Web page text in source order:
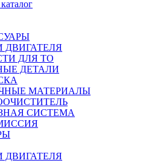
ДВИГАТЕЛЯ
ДЛЯ ТО
ДЕТАЛИ
МАТЕРИАЛЫ
СИСТЕМА
ДВИГАТЕЛЯ